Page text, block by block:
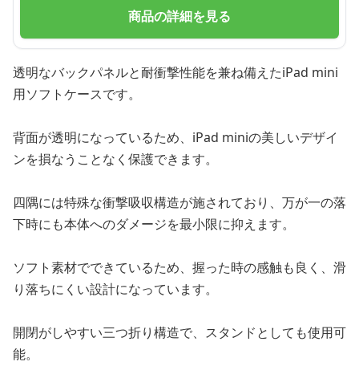
商品の詳細を見る
透明なバックパネルと耐衝撃性能を兼ね備えたiPad mini
用ソフトケースです。
背面が透明になっているため、iPad miniの美しいデザイ
ンを損なうことなく保護できます。
四隅には特殊な衝撃吸収構造が施されており、万が一の落
下時にも本体へのダメージを最小限に抑えます。
ソフト素材でできているため、握った時の感触も良く、滑
り落ちにくい設計になっています。
開閉がしやすい三つ折り構造で、スタンドとしても使用可
能。